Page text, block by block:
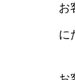
お
に